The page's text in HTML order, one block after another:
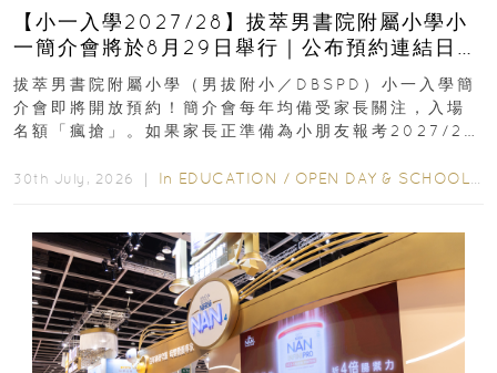
【小一入學2027/28】拔萃男書院附屬小學小
一簡介會將於8月29日舉行｜公布預約連結日期
｜更設有網上重溫
拔萃男書院附屬小學（男拔附小／DBSPD）小一入學簡
介會即將開放預約！簡介會每年均備受家長關注，入場
名額「瘋搶」。如果家長正準備為小朋友報考2027/28
30th July, 2026 ｜ In EDUCATION / OPEN DAY & SCHOOL EVENTS